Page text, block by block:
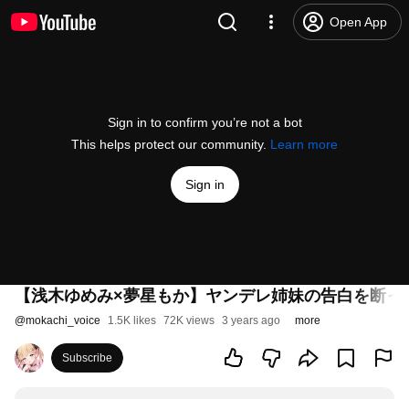
Open App
Sign in to confirm you’re not a bot
This helps protect our community. Learn more
Sign in
【浅木ゆめみ×夢星もか】ヤンデレ姉妹の告白を断
@mokachi_voice 1.5K likes 72K views 3 years ago more
Subscribe